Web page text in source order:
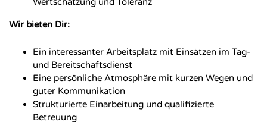
Wir bieten Dir:
Ein interessanter Arbeitsplatz mit Einsätzen im Tag-
und Bereitschaftsdienst
Eine persönliche Atmosphäre mit kurzen Wegen und
guter Kommunikation
Strukturierte Einarbeitung und qualifizierte
Betreuung